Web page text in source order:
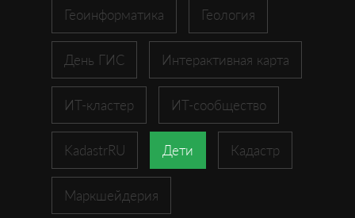
Геоинформатика Геология
День ГИС Интерактивная карта
ИТ-кластер ИТ-сообщество
KadastrRU Дети Кадастр
Маркшейдерия